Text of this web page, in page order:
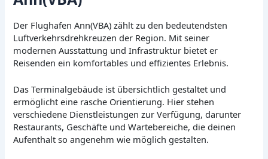
Der Flughafen Ann(VBA) zählt zu den bedeutendsten
Luftverkehrsdrehkreuzen der Region. Mit seiner
modernen Ausstattung und Infrastruktur bietet er
Reisenden ein komfortables und effizientes Erlebnis.
Das Terminalgebäude ist übersichtlich gestaltet und
ermöglicht eine rasche Orientierung. Hier stehen
verschiedene Dienstleistungen zur Verfügung, darunter
Restaurants, Geschäfte und Wartebereiche, die deinen
Aufenthalt so angenehm wie möglich gestalten.